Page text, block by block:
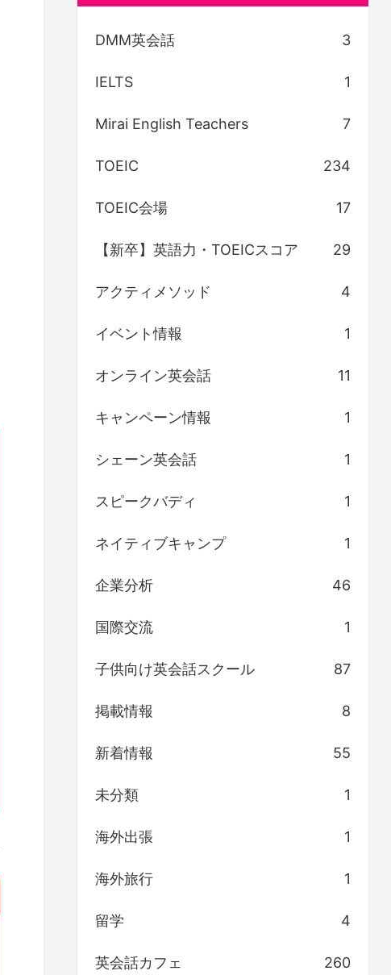
DMM英会話 3
IELTS 1
Mirai English Teachers 7
TOEIC 234
TOEIC会場 17
【新卒】英語力・TOEICスコア 29
アクティメソッド 4
イベント情報 1
オンライン英会話 11
キャンペーン情報 1
シェーン英会話 1
スピークバディ 1
ネイティブキャンプ 1
企業分析 46
国際交流 1
子供向け英会話スクール 87
掲載情報 8
新着情報 55
未分類 1
海外出張 1
海外旅行 1
留学 4
英会話カフェ 260